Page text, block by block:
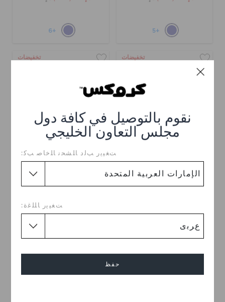
نقوم بالتوصيل في كافة دول
مجلس التعاون الخليجي
ﺖﻐﻴﻳﺭ ﺐﻟﺩ ﺎﻠﺸﺤﻧ ﺎﻠﺧﺎﺻ ﺐﻛ:
ﺖﻐﻴﻳﺭ ﺎﻠﻠﻏﺓ:
حفظ
+5
+6
تخفيضات
صندل كروكباند كروزر
تخفيضات
صندل كروكباند كروزر